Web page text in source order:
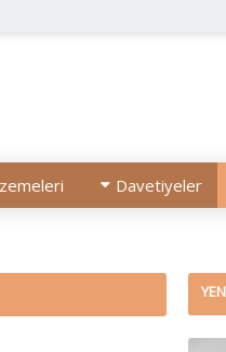
Davetiyeler